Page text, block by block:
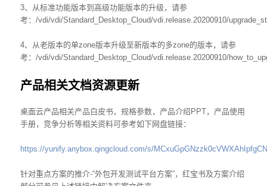
3、从标准功能版本到高级功能版本的升级，请参
考：/vdi/vdi/Standard_Desktop_Cloud/vdi.release.20200910/
4、从老版本的单zone版本升级至新版本的多zone的版本，请参
考：/vdi/vdi/Standard_Desktop_Cloud/vdi.release.20200910/
产品相关文档资源更新
桌面云产品相关产品白皮书，规格参数，产品介绍PPT，产品使用
手册，竞争分析等相关资料可参考如下网盘链接：
https://yunify.anybox.qingcloud.com/s/
针对重点方案的推介-“外包开发测试平台方案”，红宝书及方案介绍